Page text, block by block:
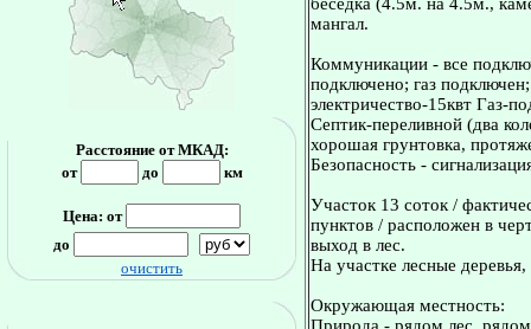
Расстояние от МКАД:
от
до км
Цена: от
до
очистить
мангал.
Коммуникации - все
подключено; газ
электричество-15квт Газ-
Септик-переливной (два
хорошая грунтовка,
Безопасность -
Участок 13 соток /
пунктов / расположен в
выход в лес.
На участке лесные
Окружающая местность: